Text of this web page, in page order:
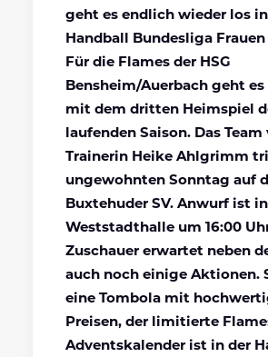
geht es endlich wieder los
Handball Bundesliga Frauen
Für die Flames der HSG
Bensheim/Auerbach geht
mit dem dritten Heimspiel
laufenden Saison. Das Team
Trainerin Heike Ahlgrimm
ungewohnten Sonntag auf
Buxtehuder SV. Anwurf ist
Weststadthalle um 16:00
Zuschauer erwartet neben
auch noch einige Aktionen.
eine Tombola mit
Preisen, der limitierte
Adventskalender ist in der